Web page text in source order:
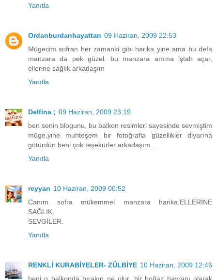
Yanıtla
Ordanburdanhayattan 09 Haziran, 2009 22:53
Mügecim sofran her zamanki gibi harika yine ama bu defa
manzara da pek güzel. bu manzara amma iştah açar,
ellerine sağlık arkadaşım
Yanıtla
Delfina ; 09 Haziran, 2009 23:19
ben senin blogunu, bu balkon resimleri sayesinde sevmiştim
müge,yine muhteşem bir fotoğrafla güzellikler diyarına
götürdün beni.çok teşekürler arkadaşım...
Yanıtla
reyyan 10 Haziran, 2009 00:52
Canım sofra mükemmel manzara harika.ELLERİNE
SAĞLIK.
SEVGİLER.
Yanıtla
RENKLİ KURABİYELER- ZÜLBİYE 10 Haziran, 2009 12:46